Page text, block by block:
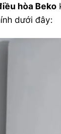
hòa Beko
dưới đây: